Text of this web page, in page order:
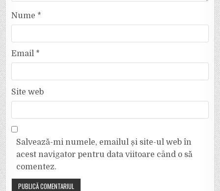
Nume *
Email *
Site web
Salvează-mi numele, emailul și site-ul web în
acest navigator pentru data viitoare când o să
comentez.